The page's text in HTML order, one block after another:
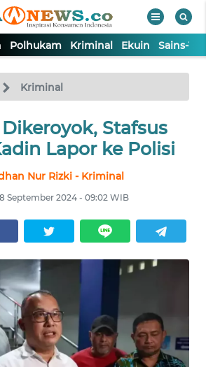
Polhukam Kriminal Ekuin Sains-
Kriminal
Stafsus
Lapor ke Polisi
Nur Rizki - Kriminal
September 2024 - 09:02 WIB